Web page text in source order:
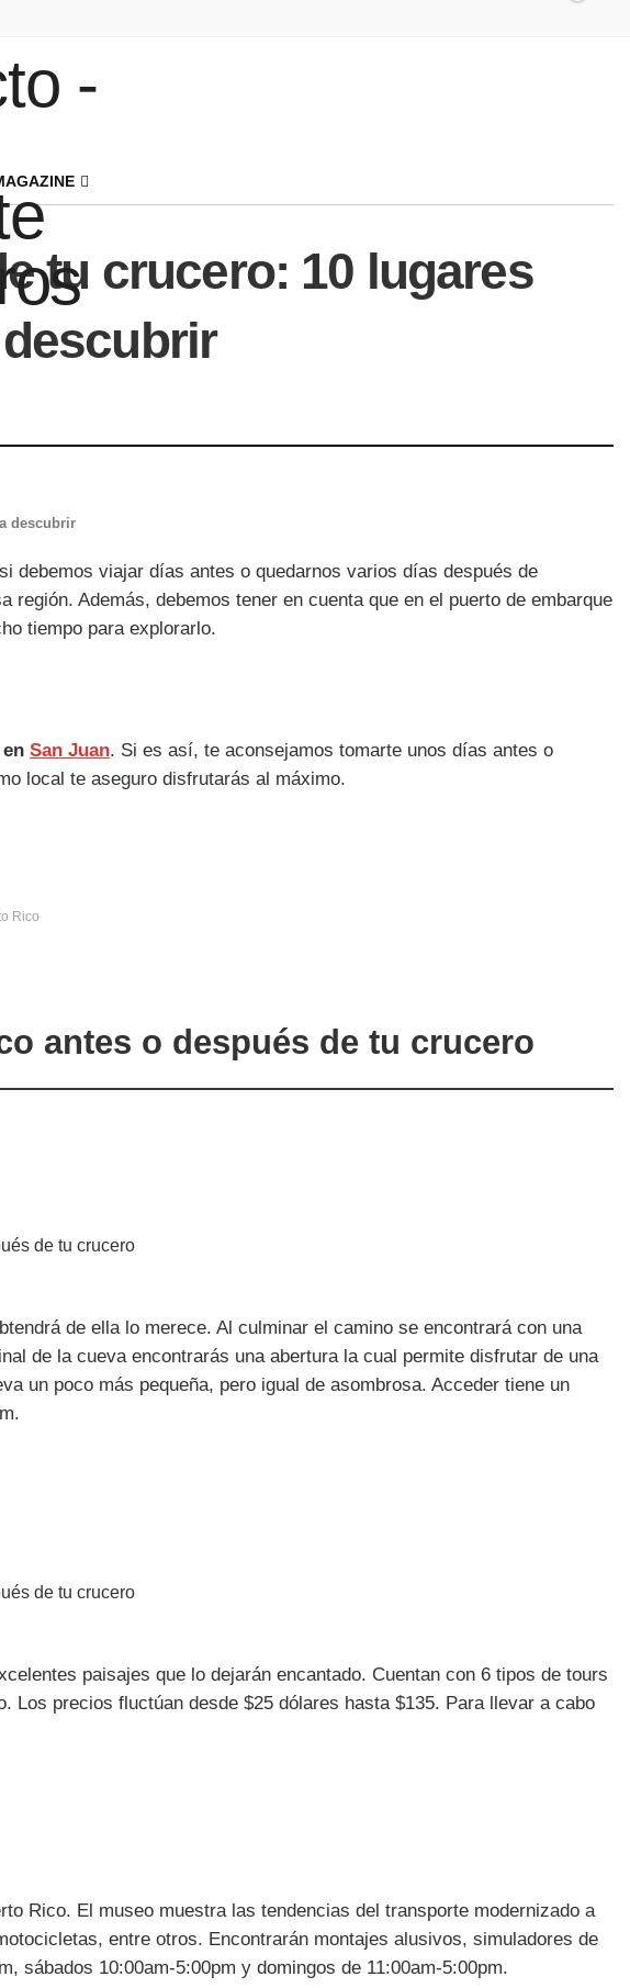
tu crucero: 10 lugares
descubrir
debemos viajar días antes o quedarnos varios días después de
Además, debemos tener en cuenta que en el puerto de embarque
tiempo para explorarlo.
San Juan. Si es así, te aconsejamos tomarte unos días antes o
local te aseguro disfrutarás al máximo.
Rico
antes o después de tu crucero
de ella lo merece. Al culminar el camino se encontrará con una
de la cueva encontrarás una abertura la cual permite disfrutar de una
un poco más pequeña, pero igual de asombrosa. Acceder tiene un
paisajes que lo dejarán encantado. Cuentan con 6 tipos de tours
Los precios fluctúan desde $25 dólares hasta $135. Para llevar a cabo
Rico. El museo muestra las tendencias del transporte modernizado a
entre otros. Encontrarán montajes alusivos, simuladores de
sábados 10:00am-5:00pm y domingos de 11:00am-5:00pm.